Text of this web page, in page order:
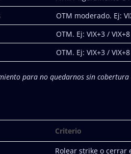
OTM moderado. Ej:
OTM. Ej: VIX+3 / VIX+8
OTM. Ej: VIX+3 / VIX+8
para no quedarnos sin
Criterio
Rolear strike o cerrar